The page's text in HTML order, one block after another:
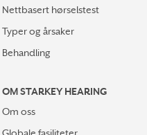
Nettbasert hørselstest
Typer og årsaker
Behandling
OM STARKEY HEARING
Om oss